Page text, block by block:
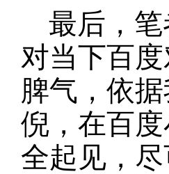
最后，
对当下百
脾气，依
倪，在百
全起见，